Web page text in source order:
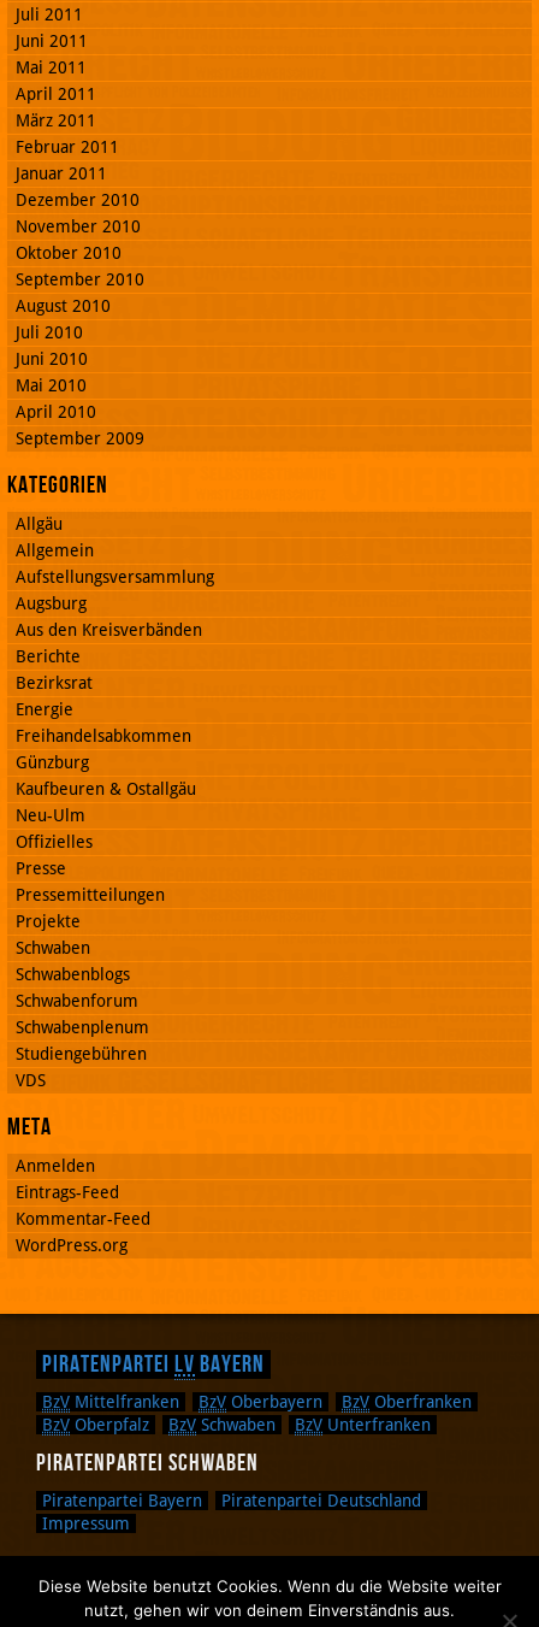
Juli 2011
Juni 2011
Mai 2011
April 2011
März 2011
Februar 2011
Januar 2011
Dezember 2010
November 2010
Oktober 2010
September 2010
August 2010
Juli 2010
Juni 2010
Mai 2010
April 2010
September 2009
Kategorien
Allgäu
Allgemein
Aufstellungsversammlung
Augsburg
Aus den Kreisverbänden
Berichte
Bezirksrat
Energie
Freihandelsabkommen
Günzburg
Kaufbeuren & Ostallgäu
Neu-Ulm
Offizielles
Presse
Pressemitteilungen
Projekte
Schwaben
Schwabenblogs
Schwabenforum
Schwabenplenum
Studiengebühren
VDS
Meta
Anmelden
Eintrags-Feed
Kommentar-Feed
WordPress.org
Piratenpartei LV Bayern
BzV Mittelfranken BzV Oberbayern BzV Oberfranken
BzV Oberpfalz BzV Schwaben BzV Unterfranken
Piratenpartei Schwaben
Piratenpartei Bayern
Piratenpartei Deutschland
Impressum
Zurück nach oben.
Diese Website benutzt Cookies. Wenn du die Website weiter
nutzt, gehen wir von deinem Einverständnis aus.